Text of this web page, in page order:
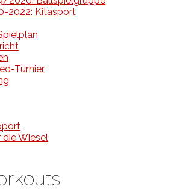
2022: Kitasport
Turnier
Wiesel